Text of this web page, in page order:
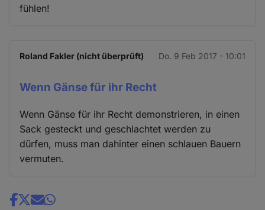
fühlen!
Roland Fakler (nicht überprüft) Do. 9 Feb 2017 - 10:01
Wenn Gänse für ihr Recht
Wenn Gänse für ihr Recht demonstrieren, in einen
Sack gesteckt und geschlachtet werden zu
dürfen, muss man dahinter einen schlauen Bauern
vermuten.